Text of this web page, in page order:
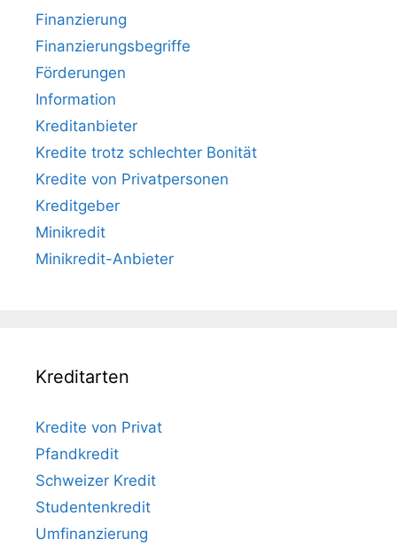
Finanzierung
Finanzierungsbegriffe
Förderungen
Information
Kreditanbieter
Kredite trotz schlechter Bonität
Kredite von Privatpersonen
Kreditgeber
Minikredit
Minikredit-Anbieter
Kreditarten
Kredite von Privat
Pfandkredit
Schweizer Kredit
Studentenkredit
Umfinanzierung